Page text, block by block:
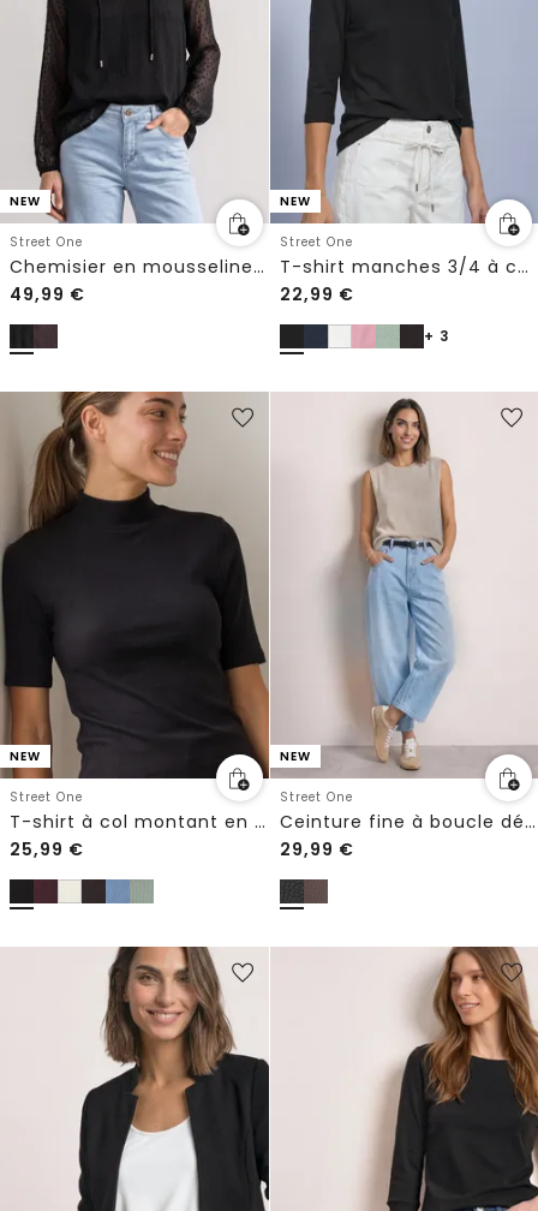
NEW
Street One
Chemisier en mousseline avec encolure fendue et nouage
49,99 €
NEW
Street One
T-shirt manches 3/4 à col bateau
22,99 €
+ 3
NEW
Street One
T-shirt à col montant en maille côtelée
25,99 €
NEW
Street One
Ceinture fine à boucle décorative
29,99 €